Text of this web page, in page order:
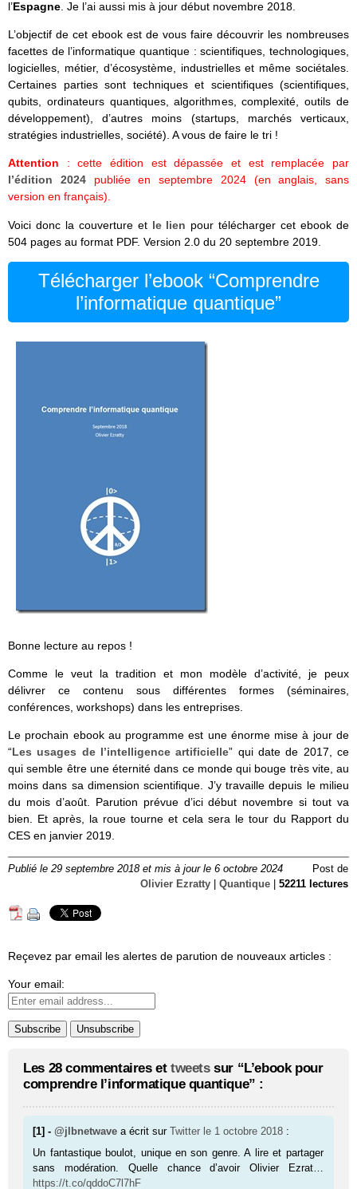
l’Espagne. Je l’ai aussi mis à jour début novembre 2018.
L’objectif de cet ebook est de vous faire découvrir les nombreuses
facettes de l’informatique quantique : scientifiques, technologiques,
logicielles, métier, d’écosystème, industrielles et même sociétales.
Certaines parties sont techniques et scientifiques (scientifiques,
qubits, ordinateurs quantiques, algorithmes, complexité, outils de
développement), d’autres moins (startups, marchés verticaux,
stratégies industrielles, société). A vous de faire le tri !
Attention : cette édition est dépassée et est remplacée par
l’édition 2024publiée en septembre 2024 (en anglais, sans
version en français).
Voici donc la couverture et le lien pour télécharger cet ebook de
504 pages au format PDF. Version 2.0 du 20 septembre 2019.
Télécharger l’ebook “Comprendre
l’informatique quantique”
Bonne lecture au repos !
Comme le veut la tradition et mon modèle d’activité, je peux
délivrer ce contenu sous différentes formes (séminaires,
conférences, workshops) dans les entreprises.
Le prochain ebook au programme est une énorme mise à jour de
“Les usages de l’intelligence artificielle” qui date de 2017, ce
qui semble être une éternité dans ce monde qui bouge très vite, au
moins dans sa dimension scientifique. J’y travaille depuis le milieu
du mois d’août. Parution prévue d’ici début novembre si tout va
bien. Et après, la roue tourne et cela sera le tour du Rapport du
CES en janvier 2019.
Publié le 29 septembre 2018 et mis à jour le 6 octobre 2024
Post de
Olivier Ezratty
Quantique 52211 lectures
Reçevez par email les alertes de parution de nouveaux articles :
Your email:
Les 28 commentaires et tweetssur “L’ebook pour
comprendre l’informatique quantique” :
[1] -@jlbnetwave a écrit surTwitter le 1 octobre 2018 :
Un fantastique boulot, unique en son genre. A lire et partager
sans modération. Quelle chance d’avoir Olivier Ezrat…
https://t.co/qddoC7l7hF